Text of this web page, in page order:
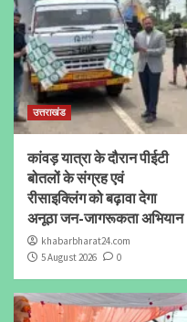
उत्तराखंड
कांवड़ यात्रा के दौरान पीईटी
बोतलों के संग्रह एवं
रीसाइक्लिंग को बढ़ावा देगा
अनूठा जन-जागरूकता अभियान
khabarbharat24.com
5 August 2026
0